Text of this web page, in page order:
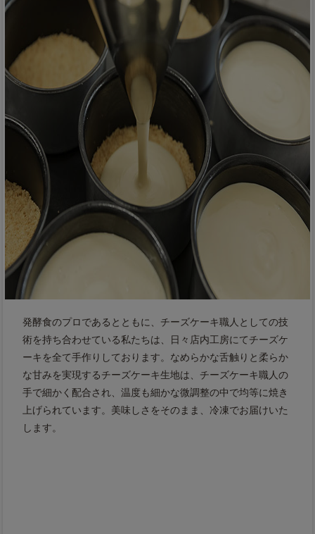
発酵食のプロであるとともに、チーズケーキ職人としての技
術を持ち合わせている私たちは、日々店内工房にてチーズケ
ーキを全て手作りしております。なめらかな舌触りと柔らか
な甘みを実現するチーズケーキ生地は、チーズケーキ職人の
手で細かく配合され、温度も細かな微調整の中で均等に焼き
上げられています。美味しさをそのまま、冷凍でお届けいた
します。